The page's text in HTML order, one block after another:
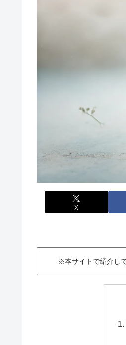
X
※本サイトで紹介し